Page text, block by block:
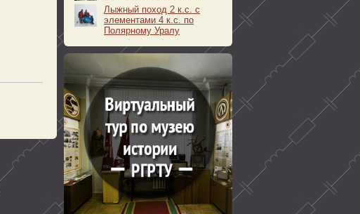
Эдуард Эдуард
Лыжный поход 2 к.с. с
элементами 4 к.с. по
Полярному Уралу